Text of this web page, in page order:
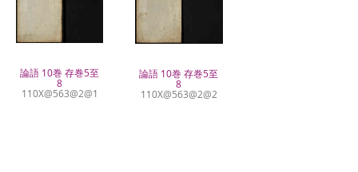
論語 10巻 存巻5至
8
110X@563@2@1
論語 10巻 存巻5至
8
110X@563@2@2